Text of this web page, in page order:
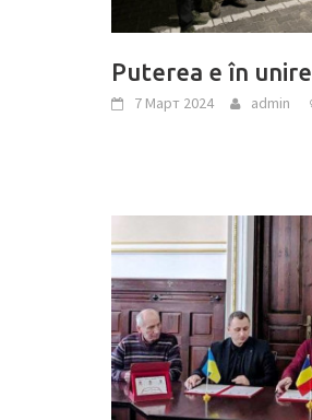
Puterea e în unire
7 Март 2024 admin